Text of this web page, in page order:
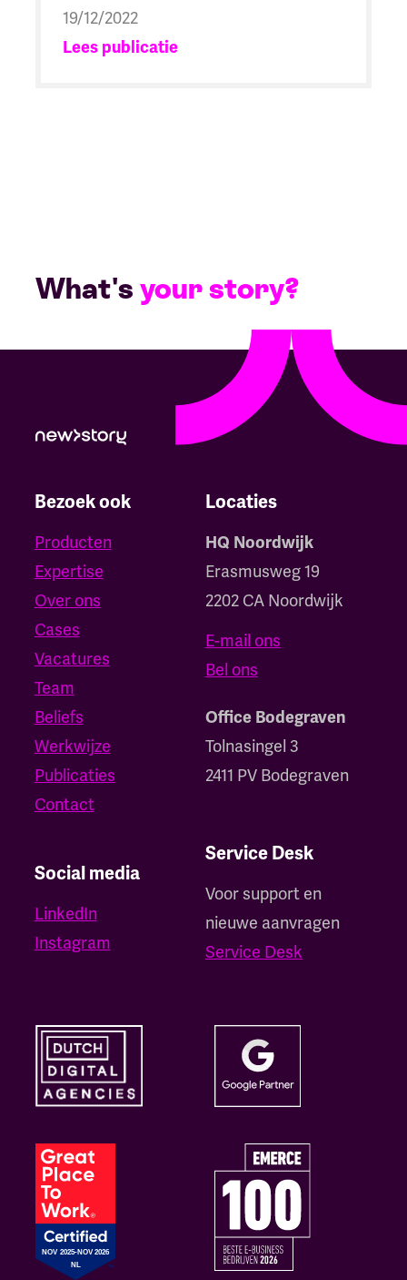
19/12/2022
Lees publicatie
What's your story?
Bezoek ook
Producten
Expertise
Over ons
Cases
Vacatures
Team
Beliefs
Werkwijze
Publicaties
Contact
Social media
LinkedIn
Instagram
Service Desk
Voor support en
nieuwe aanvragen
Service Desk
Locaties
HQ Noordwijk
Erasmusweg 19
2202 CA Noordwijk
E-mail ons
Bel ons
Office Bodegraven
Tolnasingel 3
2411 PV Bodegraven